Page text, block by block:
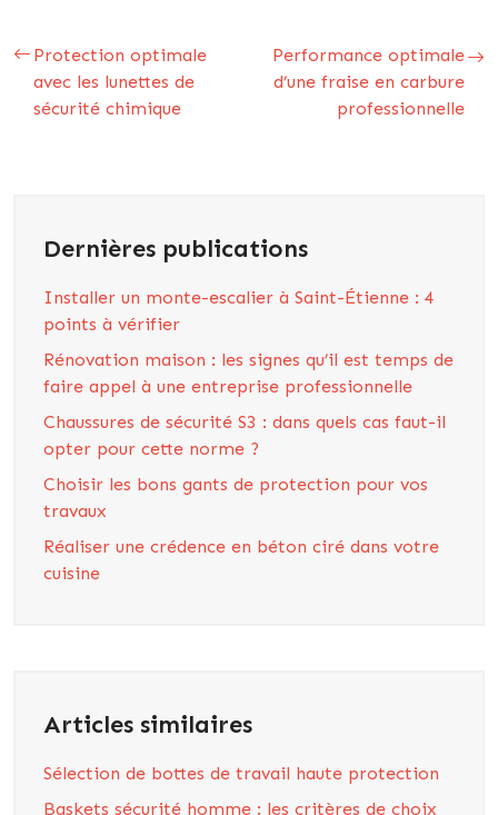
Protection optimale
avec les lunettes de
sécurité chimique
Performance optimale
d’une fraise en carbure
professionnelle
Dernières publications
Installer un monte-escalier à Saint-Étienne : 4
points à vérifier
Rénovation maison : les signes qu’il est temps de
faire appel à une entreprise professionnelle
Chaussures de sécurité S3 : dans quels cas faut-il
opter pour cette norme ?
Choisir les bons gants de protection pour vos
travaux
Réaliser une crédence en béton ciré dans votre
cuisine
Articles similaires
Sélection de bottes de travail haute protection
Baskets sécurité homme : les critères de choix